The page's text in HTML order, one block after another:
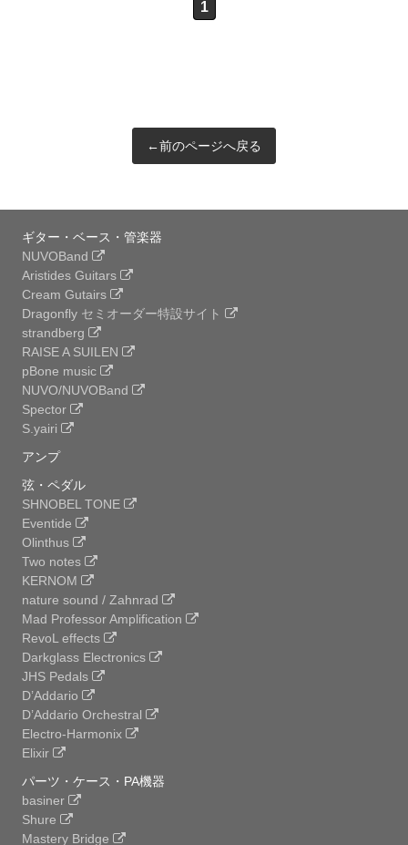
1
←前のページへ戻る
ギター・ベース・管楽器
NUVOBand
Aristides Guitars
Cream Gutairs
Dragonfly セミオーダー特設サイト
strandberg
RAISE A SUILEN
pBone music
NUVO/NUVOBand
Spector
S.yairi
アンプ
弦・ペダル
SHNOBEL TONE
Eventide
Olinthus
Two notes
KERNOM
nature sound / Zahnrad
Mad Professor Amplification
RevoL effects
Darkglass Electronics
JHS Pedals
D’Addario
D’Addario Orchestral
Electro-Harmonix
Elixir
パーツ・ケース・PA機器
basiner
Shure
Mastery Bridge